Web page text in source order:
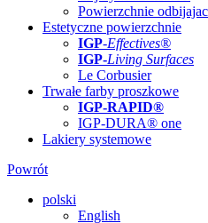
Powierzchnie
Estetyczne powierzchnie
IGP-Effectives®
IGP-Living Surfaces
Le Corbusier
Trwałe farby proszkowe
IGP-RAPID®
IGP-DURA® one
Lakiery systemowe
Powrót
polski
English